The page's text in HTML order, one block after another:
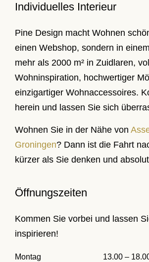
Individuelles Interieur
Pine Design macht Wohnen
einen Webshop, sondern in
mehr als 2000 m² in Zuidlaren,
Wohninspiration, hochwertiger
einzigartiger Wohnaccessoires.
herein und lassen Sie sich
Wohnen Sie in der Nähe von
Groningen? Dann ist die Fahrt
kürzer als Sie denken und
Öffnungszeiten
Kommen Sie vorbei und lassen
inspirieren!
Montag
13.00 –